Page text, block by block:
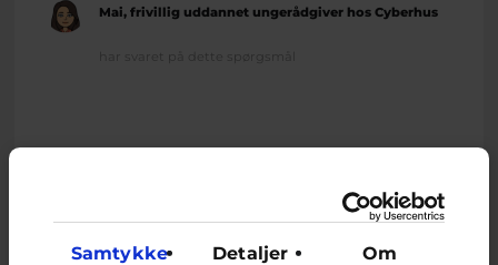
Samtykke Detaljer Om
Mai, frivillig uddannet ungerådgiver hos Cyberhus
har svaret på dette spørgsmål
Relateret indhold